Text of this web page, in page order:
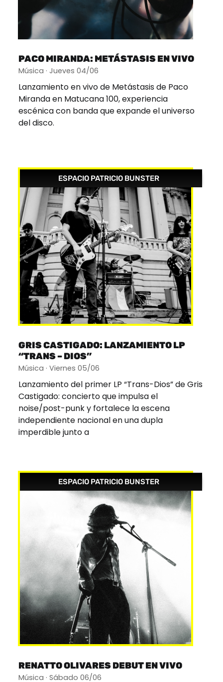
PACO MIRANDA: METÁSTASIS EN VIVO
Música · Jueves 04/06
Lanzamiento en vivo de Metástasis de Paco
Miranda en Matucana 100, experiencia
escénica con banda que expande el universo
del disco.
ESPACIO PATRICIO BUNSTER
GRIS CASTIGADO: LANZAMIENTO LP
“TRANS – DIOS”
Música · Viernes 05/06
Lanzamiento del primer LP “Trans-Dios” de Gris
Castigado: concierto que impulsa el
noise/post-punk y fortalece la escena
independiente nacional en una dupla
imperdible junto a
ESPACIO PATRICIO BUNSTER
RENATTO OLIVARES DEBUT EN VIVO
Música · Sábado 06/06